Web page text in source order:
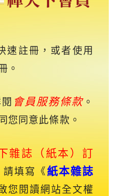
速註冊，或者使用
。
會員服務條款。
您同意此條款。
雜誌（紙本）訂
請填寫《紙本雜誌
您閱讀網站全文權